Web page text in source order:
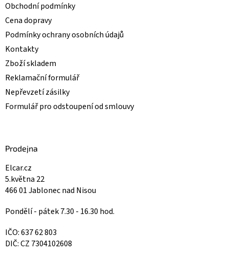
Obchodní podmínky
Cena dopravy
Podmínky ochrany osobních údajů
Kontakty
Zboží skladem
Reklamační formulář
Nepřevzetí zásilky
Formulář pro odstoupení od smlouvy
Prodejna
Elcar.cz
5.května 22
466 01 Jablonec nad Nisou
Pondělí - pátek 7.30 - 16.30 hod.
IČO: 637 62 803
DIČ: CZ 7304102608